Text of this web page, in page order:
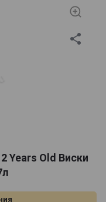
Years Old Виски